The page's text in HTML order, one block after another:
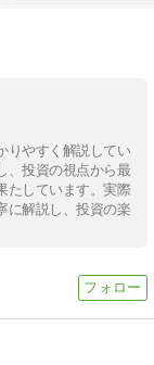
りやすく解説してい
、投資の視点から最
たしています。実際
に解説し、投資の楽